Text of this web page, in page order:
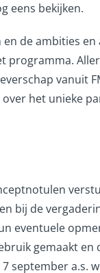
eens bekijken.
de ambities
programma.
vanuit
het unieke
bij de
eventuele
gemaakt
september a.s.